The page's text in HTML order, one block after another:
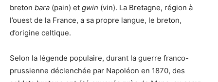
breton bara (pain) et gwin (vin). La Bretagne, région à
l’ouest de la France, a sa propre langue, le breton,
d’origine celtique.
Selon la légende populaire, durant la guerre franco-
prussienne déclenchée par Napoléon en 1870, des